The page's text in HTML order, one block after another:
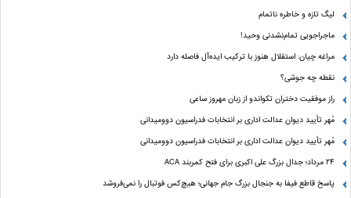
لیگ تازه و خاطره ناتمام
ماجراجویی تمام‌نشدنی وحید!
مراغه چیان: استقلال هنوز با ترکیب ایده‌آل فاصله دارد
نقطه چه جوشی؟
راز موفقیت دختران تکواندو از زبان مهروز ساعی
مُهر تأیید دیوان عدالت اداری بر انتخابات فدراسیون دوومیدانی
مُهر تأیید دیوان عدالت اداری بر انتخابات فدراسیون دوومیدانی
24 مرداد؛ جدال بزرگ علی‌ اکبری برای فتح کمربند ACA
پاسخ قاطع فیفا به جنجال بزرگ جام جهانی؛ هیچ‌کس فوتبال را نمی‌فروشد